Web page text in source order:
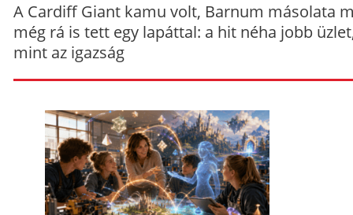
A Cardiff Giant kamu volt, Barnum másolata
még rá is tett egy lapáttal: a hit néha jobb
mint az igazság